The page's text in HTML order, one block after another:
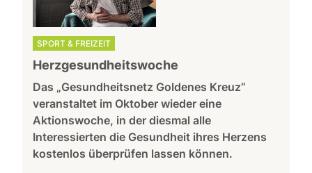
SPORT & FREIZEIT
Herzgesundheitswoche
Das „Gesundheitsnetz Goldenes Kreuz“
veranstaltet im Oktober wieder eine
Aktionswoche, in der diesmal alle
Interessierten die Gesundheit ihres Herzens
kostenlos überprüfen lassen können.